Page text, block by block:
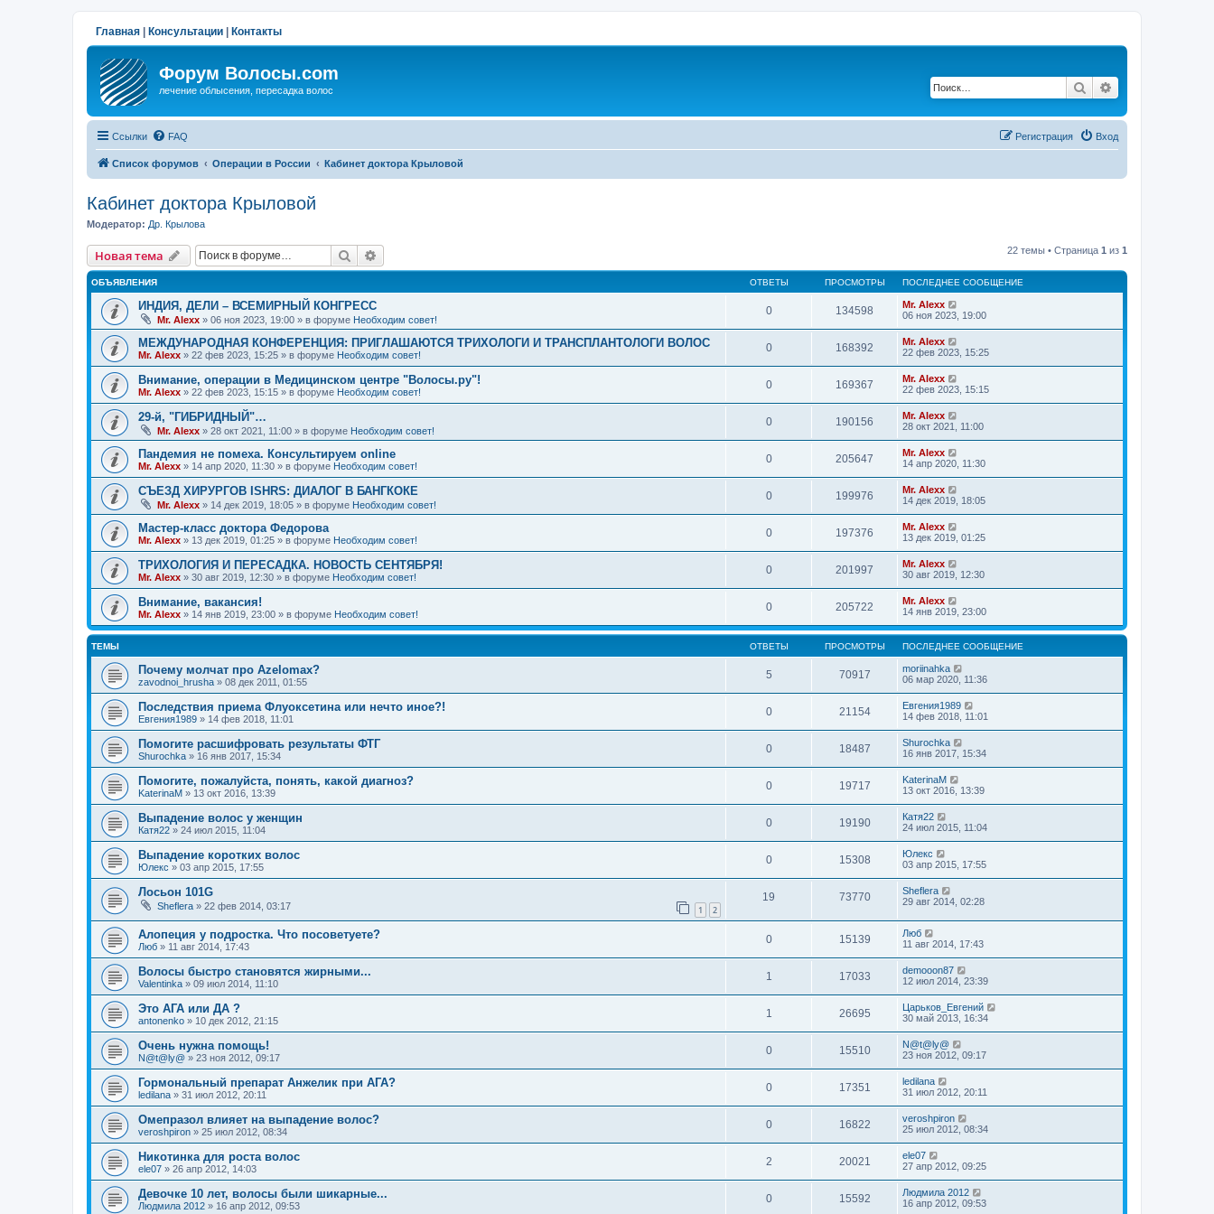
Главная Консультации Контакты
Форум Волосы.com
лечение облысения, пересадка волос Поиск
Ссылки FAQ Вход
Регистрация
Список форумов Операции в России Кабинет доктора Крыловой
Кабинет доктора Крыловой
Модератор: Др. Крылова
Новая тема Поиск 22 темы • Страница 1 из 1
ОБЪЯВЛЕНИЯ ОТВЕТЫ ПРОСМОТРЫ ПОСЛЕДНЕЕ СООБЩЕНИЕ
ИНДИЯ, ДЕЛИ – ВСЕМИРНЫЙ КОНГРЕСС
Mr. Alexx » 06 ноя 2023, 19:00 » в форуме Необходим совет!
0 134598
Mr. Alexx
06 ноя 2023, 19:00
МЕЖДУНАРОДНАЯ КОНФЕРЕНЦИЯ: ПРИГЛАШАЮТСЯ ТРИХОЛОГИ И ТРАНСПЛАНТОЛОГИ ВОЛОС
Mr. Alexx » 22 фев 2023, 15:25 » в форуме Необходим совет!
0 168392
Mr. Alexx
22 фев 2023, 15:25
Внимание, операции в Медицинском центре "Волосы.ру"!
Mr. Alexx » 22 фев 2023, 15:15 » в форуме Необходим совет!
0 169367
Mr. Alexx
22 фев 2023, 15:15
29-й, "ГИБРИДНЫЙ"…
Mr. Alexx » 28 окт 2021, 11:00 » в форуме Необходим совет!
0 190156
Mr. Alexx
28 окт 2021, 11:00
Пандемия не помеха. Консультируем online
Mr. Alexx » 14 апр 2020, 11:30 » в форуме Необходим совет!
0 205647
Mr. Alexx
14 апр 2020, 11:30
СЪЕЗД ХИРУРГОВ ISHRS: ДИАЛОГ В БАНГКОКЕ
Mr. Alexx » 14 дек 2019, 18:05 » в форуме Необходим совет!
0 199976
Mr. Alexx
14 дек 2019, 18:05
Мастер-класс доктора Федорова
Mr. Alexx » 13 дек 2019, 01:25 » в форуме Необходим совет!
0 197376
Mr. Alexx
13 дек 2019, 01:25
ТРИХОЛОГИЯ И ПЕРЕСАДКА. НОВОСТЬ СЕНТЯБРЯ!
Mr. Alexx » 30 авг 2019, 12:30 » в форуме Необходим совет!
0 201997
Mr. Alexx
30 авг 2019, 12:30
Внимание, вакансия!
Mr. Alexx » 14 янв 2019, 23:00 » в форуме Необходим совет!
0 205722
Mr. Alexx
14 янв 2019, 23:00
ТЕМЫ ОТВЕТЫ ПРОСМОТРЫ ПОСЛЕДНЕЕ СООБЩЕНИЕ
Почему молчат про Azelomax?
zavodnoi_hrusha » 08 дек 2011, 01:55
5 70917
moriinahka
06 мар 2020, 11:36
Последствия приема Флуоксетина или нечто иное?!
Евгения1989 » 14 фев 2018, 11:01
0 21154
Евгения1989
14 фев 2018, 11:01
Помогите расшифровать результаты ФТГ
Shurochka » 16 янв 2017, 15:34
0 18487
Shurochka
16 янв 2017, 15:34
Помогите, пожалуйста, понять, какой диагноз?
KaterinaM » 13 окт 2016, 13:39
0 19717
KaterinaM
13 окт 2016, 13:39
Выпадение волос у женщин
Катя22 » 24 июл 2015, 11:04
0 19190
Катя22
24 июл 2015, 11:04
Выпадение коротких волос
Юлекс » 03 апр 2015, 17:55
0 15308
Юлекс
03 апр 2015, 17:55
Лосьон 101G
Sheflera » 22 фев 2014, 03:17 1 2
19 73770
Sheflera
29 авг 2014, 02:28
Алопеция у подростка. Что посоветуете?
Люб » 11 авг 2014, 17:43
0 15139
Люб
11 авг 2014, 17:43
Волосы быстро становятся жирными...
Valentinka » 09 июл 2014, 11:10
1 17033
demooon87
12 июл 2014, 23:39
Это АГА или ДА ?
antonenko » 10 дек 2012, 21:15
1 26695
Царьков_Евгений
30 май 2013, 16:34
Очень нужна помощь!
N@t@ly@ » 23 ноя 2012, 09:17
0 15510
N@t@ly@
23 ноя 2012, 09:17
Гормональный препарат Анжелик при АГА?
ledilana » 31 июл 2012, 20:11
0 17351
ledilana
31 июл 2012, 20:11
Омепразол влияет на выпадение волос?
veroshpiron » 25 июл 2012, 08:34
0 16822
veroshpiron
25 июл 2012, 08:34
Никотинка для роста волос
ele07 » 26 апр 2012, 14:03
2 20021
ele07
27 апр 2012, 09:25
Девочке 10 лет, волосы были шикарные...
Людмила 2012 » 16 апр 2012, 09:53
0 15592
Людмила 2012
16 апр 2012, 09:53